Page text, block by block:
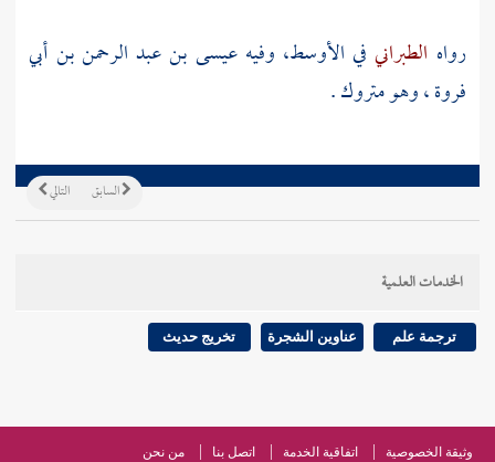
رواه الطبراني في الأوسط، وفيهعيسى بن عبد الرحمن بن أبي
فروة، وهو متروك .
التالي السابق
الخدمات العلمية
ترجمة علم عناوين الشجرة تخريج حديث
وثيقة الخصوصية اتفاقية الخدمة اتصل بنا من نحن